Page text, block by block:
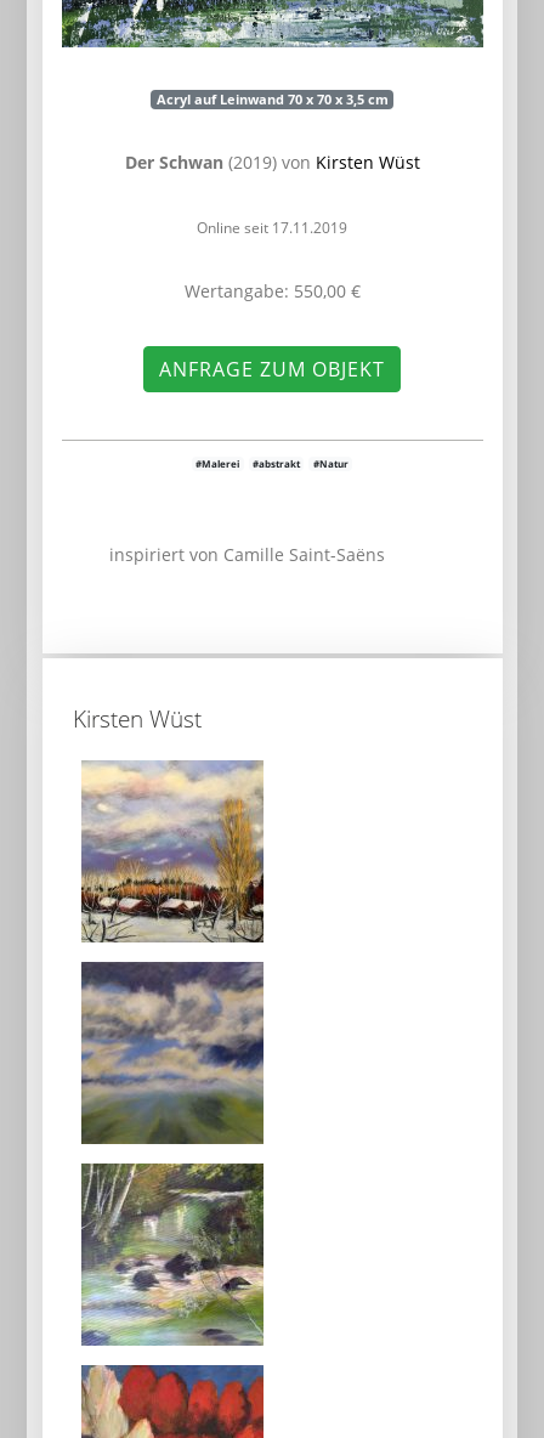
Acryl auf Leinwand 70 x 70 x 3,5 cm
Der Schwan (2019) von Kirsten Wüst
Online seit 17.11.2019
Wertangabe: 550,00 €
ANFRAGE ZUM OBJEKT
#Malerei #abstrakt #Natur
inspiriert von Camille Saint-Saëns
Kirsten Wüst